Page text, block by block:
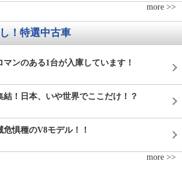
more >>
！特選中古車
ンのある1台が入庫しています！
結！日本、いや世界でここだけ！？
惧種のV8モデル！！
more >>